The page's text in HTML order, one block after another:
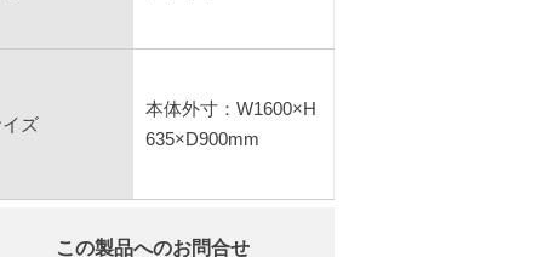
ズ
本体外寸：W1600×H
635×D900mm
この製品へのお問合せ